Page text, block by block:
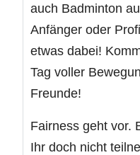
auch Badminton
Anfänger oder
etwas dabei!
Tag voller
Freunde!
Fairness geht vor.
Ihr doch nicht